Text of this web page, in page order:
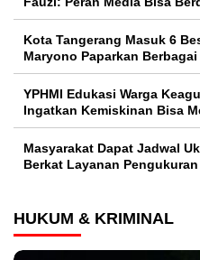
Kota Tangerang Masuk 6
Maryono Paparkan
YPHMI Edukasi Warga
Ingatkan Kemiskinan Bisa
Masyarakat Dapat Jadwal
Berkat Layanan
HUKUM & KRIMINAL